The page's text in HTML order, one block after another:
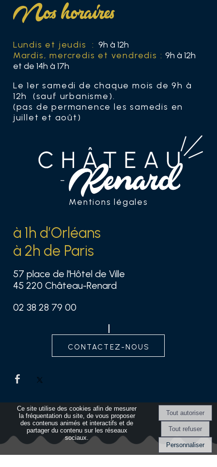
Nos horaires
Lundis et jeudis : 9h à 12h
Mardis, mercredis et vendredis :9h à 12h
et de 14h à 17h
Le 1er samedi de chaque mois de 9h à
12h (sauf urbanisme).
(pas de permanence les samedis en
juillet et août)
Mentions légales
à 1h d’Orléans
à 2h de Paris
57 place de l'Hôtel de Ville
45 220 Château-Renard
02 38 28 79 00
contactez-nous
Ce site utilise des cookies afin de mesurer
la fréquentation du site, de vous proposer
des contenus animés et interactifs et de
partager du contenu sur les réseaux
sociaux.
Personnaliser